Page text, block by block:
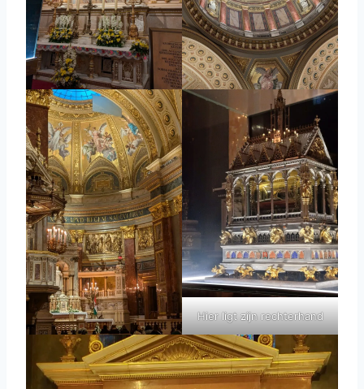
Hier ligt zijn rechterhand